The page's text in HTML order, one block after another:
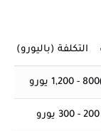
التكلفة (باليورو)
800 - 1,200 يورو
200 - 300 يورو